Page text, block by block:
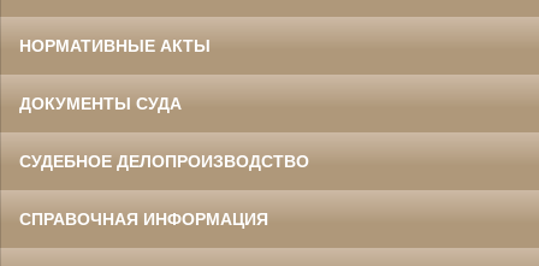
НОРМАТИВНЫЕ АКТЫ
ДОКУМЕНТЫ СУДА
СУДЕБНОЕ ДЕЛОПРОИЗВОДСТВО
СПРАВОЧНАЯ ИНФОРМАЦИЯ